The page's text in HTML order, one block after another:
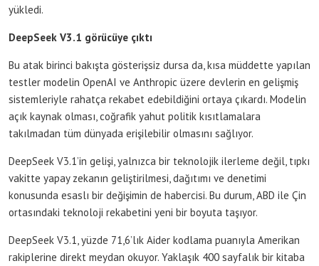
yükledi.
DeepSeek V3.1 görücüye çıktı
Bu atak birinci bakışta gösterişsiz dursa da, kısa müddette yapılan
testler modelin OpenAI ve Anthropic üzere devlerin en gelişmiş
sistemleriyle rahatça rekabet edebildiğini ortaya çıkardı. Modelin
açık kaynak olması, coğrafik yahut politik kısıtlamalara
takılmadan tüm dünyada erişilebilir olmasını sağlıyor.
DeepSeek V3.1’in gelişi, yalnızca bir teknolojik ilerleme değil, tıpkı
vakitte yapay zekanın geliştirilmesi, dağıtımı ve denetimi
konusunda esaslı bir değişimin de habercisi. Bu durum, ABD ile Çin
ortasındaki teknoloji rekabetini yeni bir boyuta taşıyor.
DeepSeek V3.1, yüzde 71,6’lık Aider kodlama puanıyla Amerikan
rakiplerine direkt meydan okuyor. Yaklaşık 400 sayfalık bir kitaba